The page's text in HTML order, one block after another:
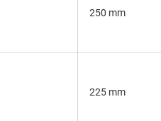
250 mm
225 mm